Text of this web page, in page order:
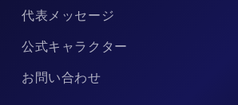
代表メッセージ
公式キャラクター
お問い合わせ